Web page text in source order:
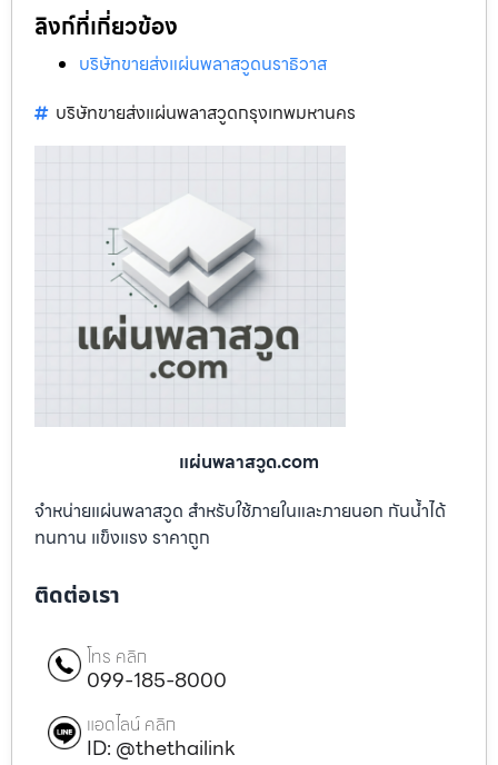
ลิงก์ที่เกี่ยวข้อง
บริษัทขายส่งแผ่นพลาสวูดนราธิวาส
บริษัทขายส่งแผ่นพลาสวูดกรุงเทพมหานคร
แผ่นพลาสวูด.com
จำหน่ายแผ่นพลาสวูด สำหรับใช้ภายในและภายนอก กันน้ำได้
ทนทาน แข็งแรง ราคาถูก
ติดต่อเรา
โทร คลิก
099-185-8000
แอดไลน์ คลิก
ID: @thethailink